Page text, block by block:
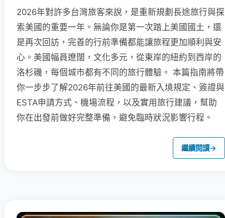
2026年對許多台灣旅客來說，是重新規劃長途旅行與探
索美國的重要一年。無論你是第一次踏上美國國土，還
是再次回訪，完善的行前準備都能讓旅程更加順利與安
心。美國幅員遼闊，文化多元，從東岸的紐約到西岸的
洛杉磯，每個城市都有不同的旅行體驗。 本篇指南將帶
你一步步了解2026年前往美國的最新入境規定、簽證與
ESTA申請方式、機場流程，以及實用旅行建議，幫助
你在出發前做好完整準備，避免臨時狀況影響行程。
繼續閱讀→